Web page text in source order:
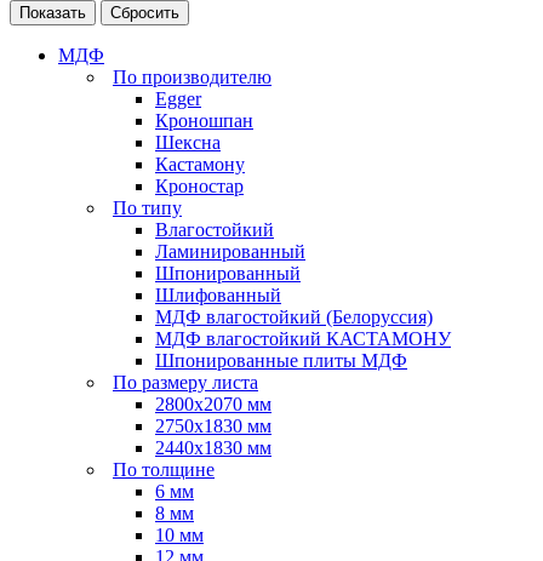
Сбросить
МДФ
По производителю
Egger
Кроношпан
Шексна
Кастамону
Кроностар
По типу
Влагостойкий
Ламинированный
Шпонированный
Шлифованный
МДФ влагостойкий (Белоруссия)
МДФ влагостойкий КАСТАМОНУ
Шпонированные плиты МДФ
По размеру листа
2800х2070 мм
2750х1830 мм
2440х1830 мм
По толщине
6 мм
8 мм
10 мм
12 мм